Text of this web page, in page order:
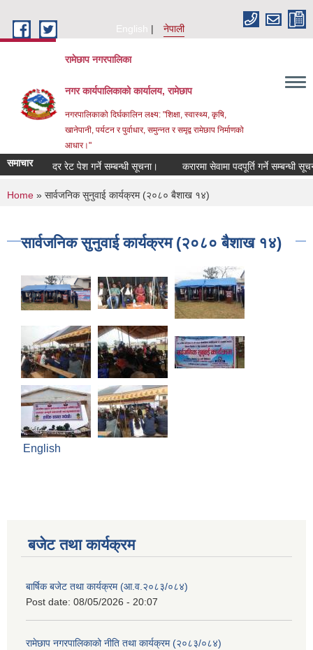
English
नेपाली
रामेछाप नगरपालिका
नगर कार्यपालिकाको कार्यालय, रामेछाप
नगरपालिकाको दिर्घकालिन लक्ष्य: "शिक्षा, स्वास्थ्य, कृषि,
खानेपानी, पर्यटन र पुर्वाधार, समुन्नत र समृद्व रामेछाप निर्माणको
आधार।"
समाचारदर रेट पेश गर्ने सम्बन्धी सूचना। करारमा सेवामा पदपूर्ति गर्ने सम्बन्धी सूचना।
You are here
Home » सार्वजनिक सुनुवाई कार्यक्रम (२०८० बैशाख १४)
सार्वजनिक सुनुवाई कार्यक्रम (२०८० बैशाख १४)
English
बजेट तथा कार्यक्रम
बार्षिक बजेट तथा कार्यक्रम (आ.व.२०८३/०८४)
Post date: 08/05/2026 - 20:07
रामेछाप नगरपालिकाको नीति तथा कार्यक्रम (२०८३/०८४)